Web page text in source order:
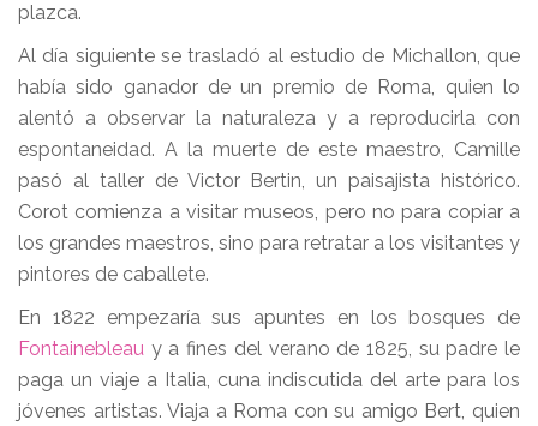
plazca.
Al día siguiente se trasladó al estudio de Michallon, que
había sido ganador de un premio de Roma, quien lo
alentó a observar la naturaleza y a reproducirla con
espontaneidad. A la muerte de este maestro, Camille
pasó al taller de Victor Bertin, un paisajista histórico.
Corot comienza a visitar museos, pero no para copiar a
los grandes maestros, sino para retratar a los visitantes y
pintores de caballete.
En 1822 empezaría sus apuntes en los bosques de
Fontainebleau y a fines del verano de 1825, su padre le
paga un viaje a Italia, cuna indiscutida del arte para los
jóvenes artistas. Viaja a Roma con su amigo Bert, quien